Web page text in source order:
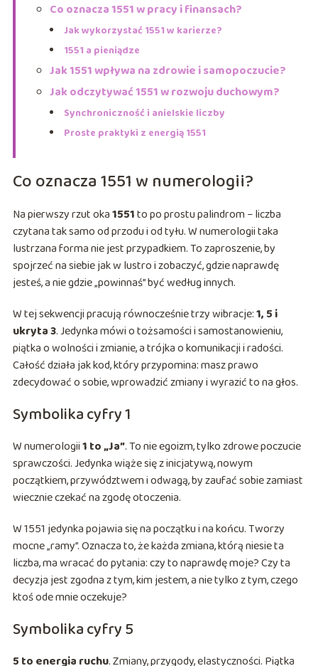
Co oznacza 1551 w pracy i finansach?
Jak wykorzystać 1551 w karierze?
1551 a pieniądze
Jak 1551 wpływa na zdrowie i samopoczucie?
Jak odczytywać 1551 w rozwoju duchowym?
Synchroniczność i anielskie liczby
Proste praktyki z energią 1551
Co oznacza 1551 w numerologii?
Na pierwszy rzut oka1551to po prostu palindrom − liczba
czytana tak samo od przodu i od tyłu. W numerologii taka
lustrzana forma nie jest przypadkiem. To zaproszenie, by
spojrzeć na siebie jak w lustro i zobaczyć, gdzie naprawdę
jesteś, a nie gdzie „powinnaś” być według innych.
W tej sekwencji pracują równocześnie trzy wibracje:1, 5 i
ukryta 3. Jedynka mówi o tożsamości i samostanowieniu,
piątka o wolności i zmianie, a trójka o komunikacji i radości.
Całość działa jak kod, który przypomina: masz prawo
zdecydować o sobie, wprowadzić zmiany i wyrazić to na głos.
Symbolika cyfry 1
W numerologii1 to „Ja”. To nie egoizm, tylko zdrowe poczucie
sprawczości. Jedynka wiąże się z inicjatywą, nowym
początkiem, przywództwem i odwagą, by zaufać sobie zamiast
wiecznie czekać na zgodę otoczenia.
W 1551 jedynka pojawia się na początku i na końcu. Tworzy
mocne „ramy”. Oznacza to, że każda zmiana, którą niesie ta
liczba, ma wracać do pytania: czy to naprawdę moje? Czy ta
decyzja jest zgodna z tym, kim jestem, a nie tylko z tym, czego
ktoś ode mnie oczekuje?
Symbolika cyfry 5
5 to energia ruchu. Zmiany, przygody, elastyczności. Piątka